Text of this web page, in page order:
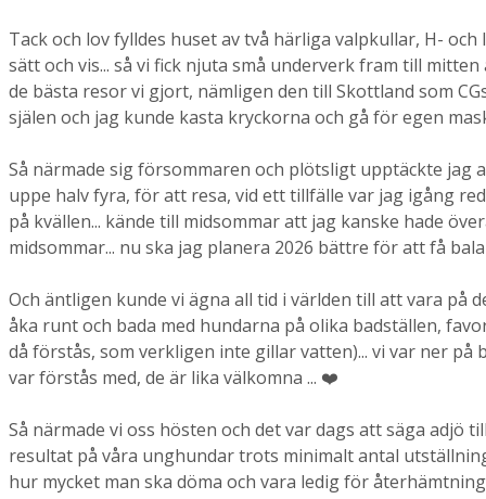
Tack och lov fylldes huset av två härliga valpkullar, H-
sätt och vis... så vi fick njuta små underverk fram till
de bästa resor vi gjort, nämligen den till Skottland som
själen och jag kunde kasta kryckorna och gå för egen
Så närmade sig försommaren och plötsligt upptäckte
uppe halv fyra, för att resa, vid ett tillfälle var jag igång
på kvällen... kände till midsommar att jag kanske hade
midsommar... nu ska jag planera 2026 bättre för att få
Och äntligen kunde vi ägna all tid i världen till att vara på
åka runt och bada med hundarna på olika badställen,
då förstås, som verkligen inte gillar vatten)... vi var ner
var förstås med, de är lika välkomna ... ❤️
Så närmade vi oss hösten och det var dags att säga adjö
resultat på våra unghundar trots minimalt antal
hur mycket man ska döma och vara ledig för